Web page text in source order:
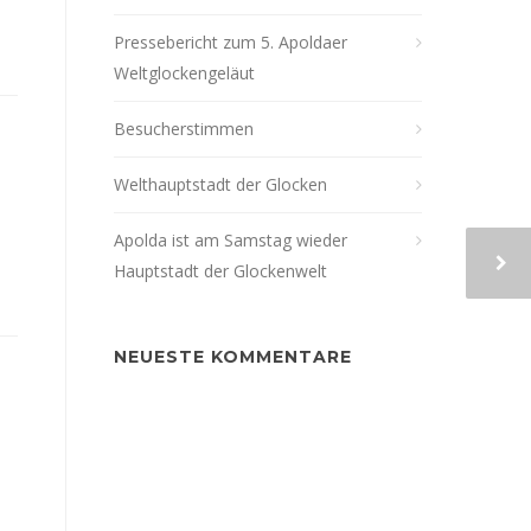
Pressebericht zum 5. Apoldaer
Weltglockengeläut
Besucherstimmen
Welthauptstadt der Glocken
Apolda ist am Samstag wieder
Hauptstadt der Glockenwelt
NEUESTE KOMMENTARE